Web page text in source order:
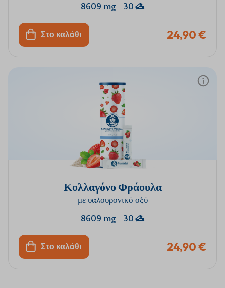
8609 mg | 30
Στο καλάθι 24,90 €
Κολλαγόνο Φράουλα
με υαλουρονικό οξύ
8609 mg | 30
Στο καλάθι 24,90 €